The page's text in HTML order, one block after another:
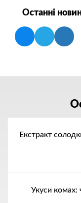
Останні
Екстракт
Укуси комах: